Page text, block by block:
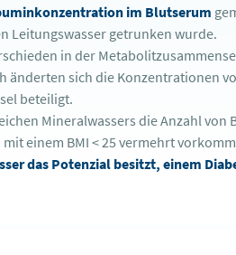
im Blutserum
Leitungswasser getrunken wurde.
in der
sich die Konzentrationen
beteiligt.
Mineralwassers die Anzahl
einem BMI < 25 vermehrt
das Potenzial besitzt, einem